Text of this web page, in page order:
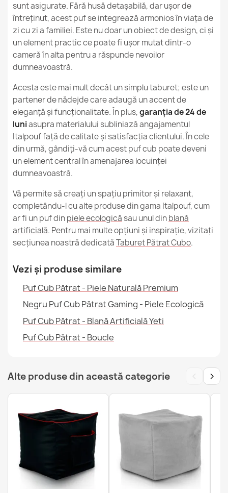
sunt asigurate. Fără husă detașabilă, dar ușor de
întreținut, acest puf se integrează armonios în viața de
zi cu zi a familiei. Este nu doar un obiect de design, ci și
un element practic ce poate fi ușor mutat dintr-o
cameră în alta pentru a răspunde nevoilor
dumneavoastră.
Acesta este mai mult decât un simplu taburet; este un
partener de nădejde care adaugă un accent de
eleganță și funcționalitate. În plus,garanția de 24 de
luniasupra materialului subliniază angajamentul
Italpouf față de calitate și satisfacția clientului. În cele
din urmă, gândiți-vă cum acest puf cub poate deveni
un element central în amenajarea locuinței
dumneavoastră.
Vă permite să creați un spațiu primitor și relaxant,
completându-l cu alte produse din gama Italpouf, cum
ar fi un puf dinpiele ecologică sau unul dinblană
artificială. Pentru mai multe opțiuni și inspirație, vizitați
secțiunea noastră dedicatăTaburet Pătrat Cubo.
Vezi și produse similare
Puf Cub Pătrat - Piele Naturală Premium
Negru Puf Cub Pătrat Gaming - Piele Ecologică
Puf Cub Pătrat - Blană Artificială Yeti
Puf Cub Pătrat - Boucle
Alte produse din această categorie ‹ ›